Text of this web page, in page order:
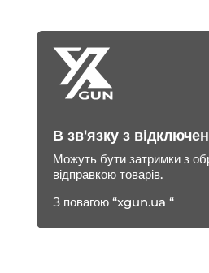
В зв'язку з
Можуть бути затримки з
відправкою товарів.
З повагою “xgun.ua “